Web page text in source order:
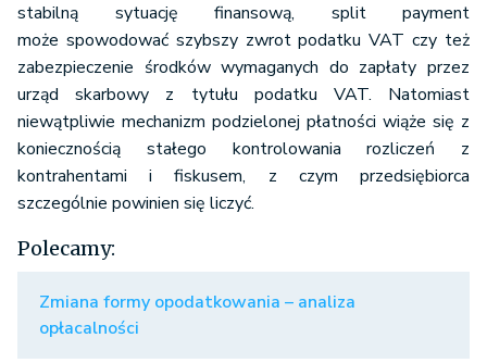
stabilną sytuację finansową, split payment
może spowodować szybszy zwrot podatku VAT czy też
zabezpieczenie środków wymaganych do zapłaty przez
urząd skarbowy z tytułu podatku VAT. Natomiast
niewątpliwie mechanizm podzielonej płatności wiąże się z
koniecznością stałego kontrolowania rozliczeń z
kontrahentami i fiskusem, z czym przedsiębiorca
szczególnie powinien się liczyć.
Polecamy:
Zmiana formy opodatkowania – analiza
opłacalności